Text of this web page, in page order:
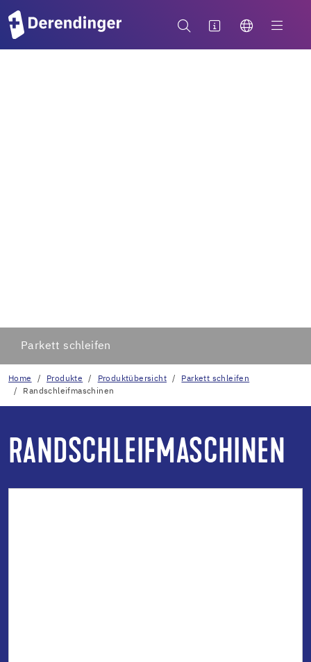
Parkett schleifen
Home Produkte Produktübersicht
Parkett schleifen
Randschleifmaschinen
RANDSCHLEIFMASCHINEN